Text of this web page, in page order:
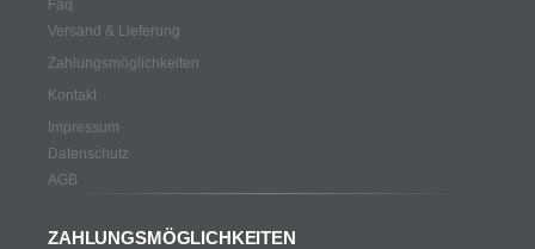
Faq
Versand & Lieferung
Zahlungsmöglichkeiten
Kontakt
Impressum
Datenschutz
AGB
ZAHLUNGSMÖGLICHKEITEN